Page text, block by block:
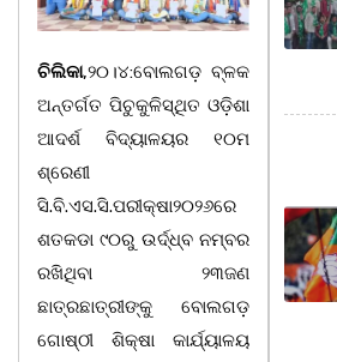
ଚିଲିକା,୨୦।୪:ବୋଲଗଡ଼ ବ୍ଳକ
ଅନ୍ତର୍ଗତ ପିଚୁକୁଳିସ୍ଥିତ ଓଡ଼ିଶା
ଆଦର୍ଶ ବିଦ୍ୟାଳୟର ୧୦ମ
ଶ୍ରେଣୀ
ସି.ବି.ଏସ.ସି.ପରୀକ୍ଷା୨୦୨୬ରେ
ଶତକଡା ୯୦ରୁ ଉର୍ଦ୍ଧ୍ବ ନମ୍ବର
ରଖିଥିବା ୨୩ଜଣ
ଛାତ୍ରଛାତ୍ରୀଙ୍କୁ ବୋଲଗଡ଼
ଗୋଷ୍ଠୀ ଶିକ୍ଷା କାର୍ଯ୍ୟାଳୟ